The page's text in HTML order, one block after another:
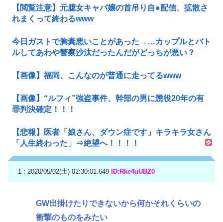
【閲覧注意】元臆女キャバ嬢の首吊り自●配信、拡散さ
れまくって終わるwww
今日ガストで胸糞悪いことがあった→…カップルとバト
ルしてあわや警察沙汰だったんだがどっちが悪い？
【画像】福岡、こんなのが普通に走ってるwww
【画像】“ルフィ”強盗事件、幹部の男に懲役20年の有
罪判決確定！！！
【悲報】医者「娘さん、ダウン症です」キラキラ女さん
「人生終わった」⇒絶望へ！！！！
1 : 2020/05/02(土) 02:30:01.649 ID:Rke4uUBZ0
GW出掛けたりできないから何かそれくらいの
衝撃のものをみたい